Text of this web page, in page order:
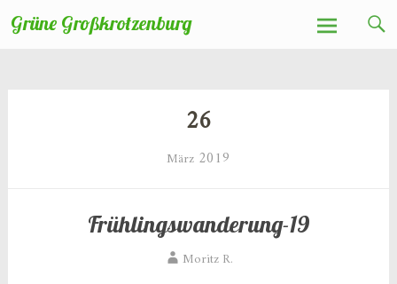
Zum
Inhalt
Grüne Großkrotzenburg
26
März 2019
Frühlingswanderung-19
Moritz R.